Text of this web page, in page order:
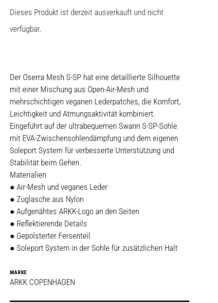
Dieses Produkt ist derzeit ausverkauft und nicht
verfügbar.
Der Oserra Mesh S-SP hat eine detaillierte Silhouette
mit einer Mischung aus Open-Air-Mesh und
mehrschichtigen veganen Lederpatches, die Komfort,
Leichtigkeit und Atmungsaktivität kombiniert.
Eingeführt auf der ultrabequemen Swann S-SP-Sohle
mit EVA-Zwischensohlendämpfung und dem eigenen
Soleport System für verbesserte Unterstützung und
Stabilität beim Gehen.
Materialien
● Air-Mesh und veganes Leder
● Zuglasche aus Nylon
● Aufgenähtes ARKK-Logo an den Seiten
● Reflektierende Details
● Gepolsterter Fersenteil
● Soleport System in der Sohle für zusätzlichen Halt
MARKE
ARKK COPENHAGEN